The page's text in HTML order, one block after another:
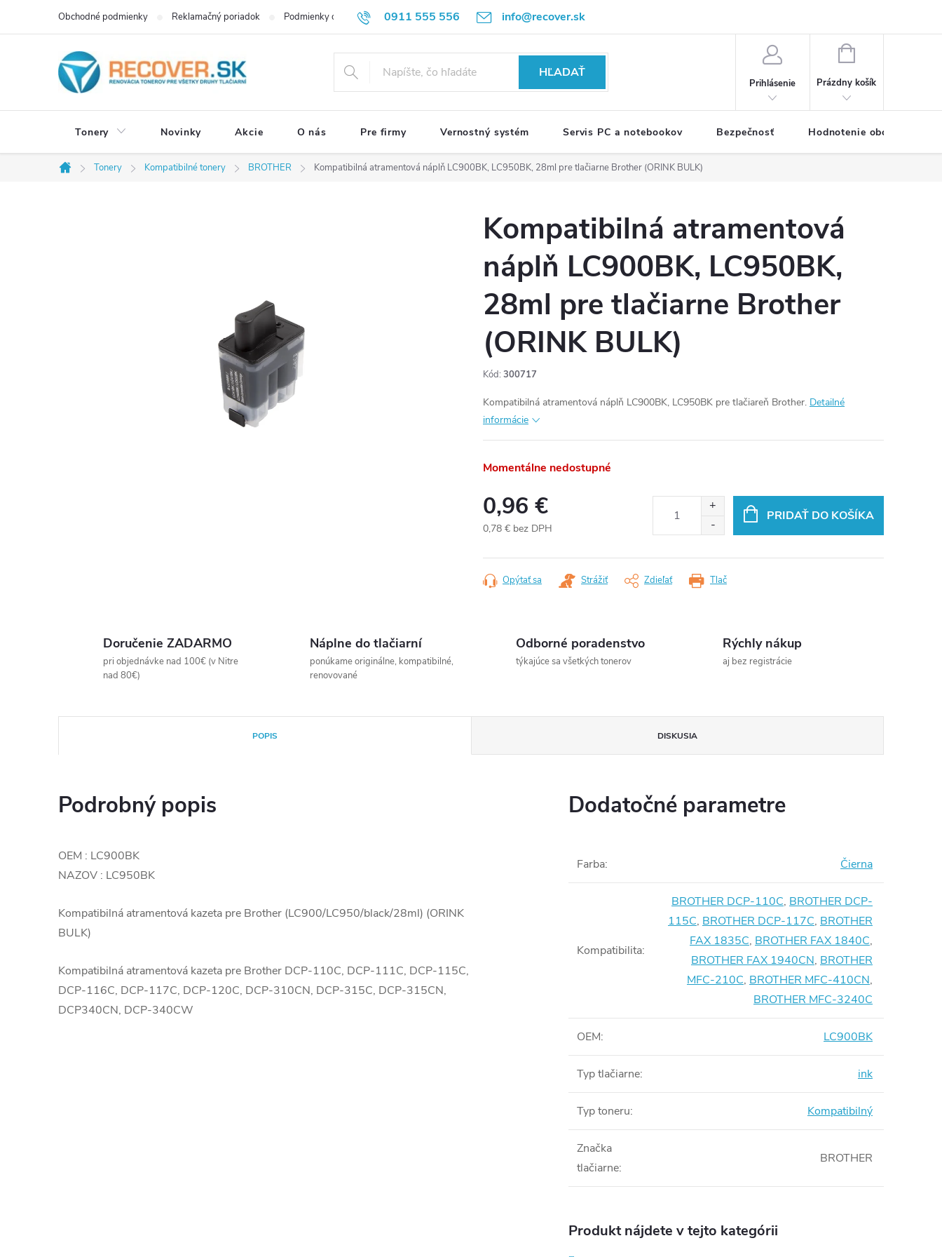
0911 555 556 info@recover.sk
Obchodné podmienky Reklamačný poriadok Podmienky ochrany osobných údajov Formulár na odstúpenie od zmluvy
HĽADAŤ
Prihlásenie
NÁKUPNÝ
Prázdny košík
Tonery Novinky Akcie O nás Pre firmy Vernostný systém Servis PC a notebookov Bezpečnosť Hodnotenie obchodu
Domov
Tonery Kompatibilné tonery BROTHER Kompatibilná atramentová náplň LC900BK, LC950BK, 28ml pre tlačiarne Brother (ORINK BULK)
Kompatibilná atramentová
náplň LC900BK, LC950BK,
28ml pre tlačiarne Brother
(ORINK BULK)
Kód: 300717
Kompatibilná atramentová náplň LC900BK, LC950BK pre tlačiareň Brother. Detailné
informácie
Momentálne nedostupné
0,96 €
0,78 € bez DPH
cena:
PRIDAŤ DO KOŠÍKA
Tlač
Opýtať sa Strážiť Zdieľať
Doručenie ZADARMO
pri objednávke nad 100€ (v Nitre
nad 80€)
Náplne do tlačiarní
ponúkame originálne, kompatibilné,
renovované
Odborné poradenstvo
týkajúce sa všetkých tonerov
Rýchly nákup
aj bez registrácie
POPIS DISKUSIA
Podrobný popis
OEM : LC900BK
NAZOV : LC950BK
Kompatibilná atramentová kazeta pre Brother (LC900/LC950/black/28ml) (ORINK
BULK)
Kompatibilná atramentová kazeta pre Brother DCP-110C, DCP-111C, DCP-115C,
DCP-116C, DCP-117C, DCP-120C, DCP-310CN, DCP-315C, DCP-315CN,
DCP340CN, DCP-340CW
Dodatočné parametre
Farba: Čierna
Kompatibilita:
BROTHER DCP-110C, BROTHER DCP-
115C, BROTHER DCP-117C, BROTHER
FAX 1835C, BROTHER FAX 1840C,
BROTHER FAX 1940CN, BROTHER
MFC-210C, BROTHER MFC-410CN,
BROTHER MFC-3240C
OEM: LC900BK
Typ tlačiarne: ink
Typ toneru: Kompatibilný
Značka
tlačiarne:
BROTHER
Produkt nájdete v tejto kategórii